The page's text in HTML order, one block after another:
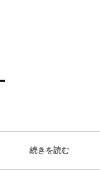
続きを読む